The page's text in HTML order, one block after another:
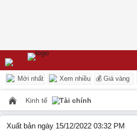
Mới nhất Xem nhiều 💰 Giá vàng
Kinh tế Tài chính
Xuất bản ngày 15/12/2022 03:32 PM